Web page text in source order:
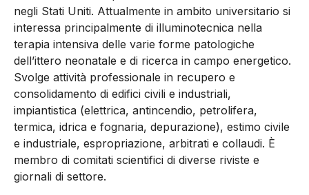
negli Stati Uniti. Attualmente in ambito universitario si
interessa principalmente di illuminotecnica nella
terapia intensiva delle varie forme patologiche
dell’ittero neonatale e di ricerca in campo energetico.
Svolge attività professionale in recupero e
consolidamento di edifici civili e industriali,
impiantistica (elettrica, antincendio, petrolifera,
termica, idrica e fognaria, depurazione), estimo civile
e industriale, espropriazione, arbitrati e collaudi. È
membro di comitati scientifici di diverse riviste e
giornali di settore.